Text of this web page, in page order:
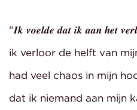
“𝑰𝒌 𝒗𝒐𝒆𝒍𝒅𝒆 𝒅𝒂𝒕 𝒊𝒌 𝒂𝒂𝒏 𝒉𝒆𝒕
ik verloor de helft van
had veel chaos in mijn
dat ik niemand aan mijn